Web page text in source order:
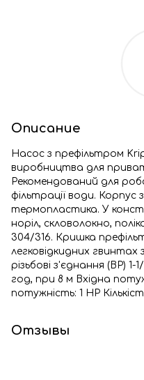
Описание
Насос з префільтром
виробництва для
Рекомендований для
фільтрації води. Корпус
термопластика. У
норіл, скловолокно,
304/316. Кришка
легковідкидних гвинтах
різьбові з'єднання (ВР) 1-
год, при 8 м Вхідна
потужність: 1 HP
Отзывы